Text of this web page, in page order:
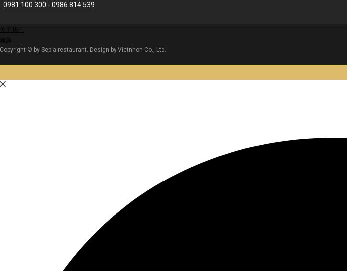
0981 100 300 - 0986 814 539
关于我们
Copyright © by Sepia restaurant. Design by Vietnhon Co., Ltd.